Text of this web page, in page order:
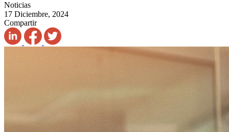
Noticias
17 Diciembre, 2024
Compartir